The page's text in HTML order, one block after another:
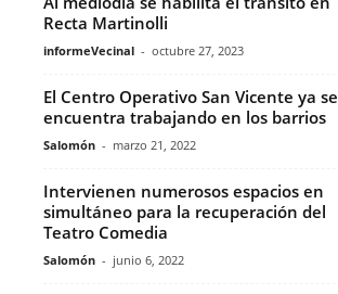
Recta Martinolli
informeVecinal - octubre 27, 2023
El Centro Operativo San Vicente ya se
encuentra trabajando en los barrios
Salomón - marzo 21, 2022
Intervienen numerosos espacios en
simultáneo para la recuperación del
Teatro Comedia
Salomón - junio 6, 2022